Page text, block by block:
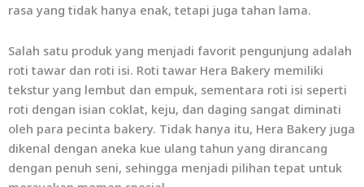
rasa yang tidak hanya enak, tetapi juga tahan lama.
Salah satu produk yang menjadi favorit pengunjung adalah
roti tawar dan roti isi. Roti tawar Hera Bakery memiliki
tekstur yang lembut dan empuk, sementara roti isi seperti
roti dengan isian coklat, keju, dan daging sangat diminati
oleh para pecinta bakery. Tidak hanya itu, Hera Bakery juga
dikenal dengan aneka kue ulang tahun yang dirancang
dengan penuh seni, sehingga menjadi pilihan tepat untuk